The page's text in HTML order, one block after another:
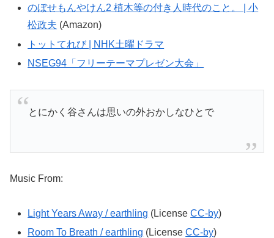
のぼせもんやけん2 植木等の付き人時代のこと。 | 小
松政夫 (Amazon)
トットてれび | NHK土曜ドラマ
NSEG94「フリーテーマプレゼン大会」
とにかく谷さんは思いの外おかしなひとで
Music From:
Light Years Away / earthling (LicenseCC-by)
Room To Breath / earthling (LicenseCC-by)